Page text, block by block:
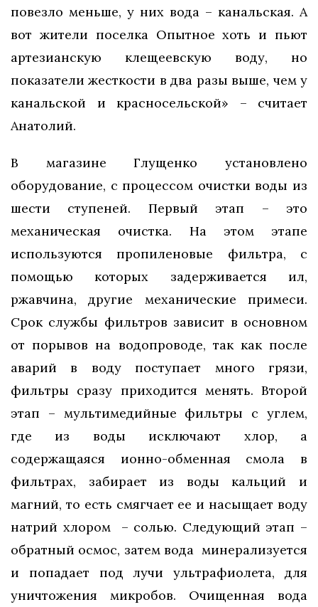
повезло меньше, у них вода – канальская. А
вот жители поселка Опытное хоть и пьют
артезианскую клещеевскую воду, но
показатели жесткости в два разы выше, чем у
канальской и красносельской» – считает
Анатолий.
В магазине Глущенко установлено
оборудование, с процессом очистки воды из
шести ступеней. Первый этап – это
механическая очистка. На этом этапе
используются пропиленовые фильтра, с
помощью которых задерживается ил,
ржавчина, другие механические примеси.
Срок службы фильтров зависит в основном
от порывов на водопроводе, так как после
аварий в воду поступает много грязи,
фильтры сразу приходится менять. Второй
этап – мультимедийные фильтры с углем,
где из воды исключают хлор, а
содержащаяся ионно-обменная смола в
фильтрах, забирает из воды кальций и
магний, то есть смягчает ее и насыщает воду
натрий хлором – солью. Следующий этап –
обратный осмос, затем вода минерализуется
и попадает под лучи ультрафиолета, для
уничтожения микробов. Очищенная вода